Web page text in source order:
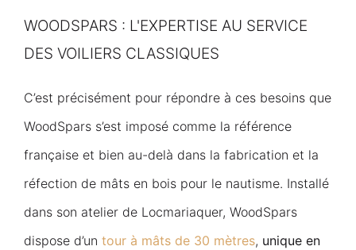
WOODSPARS : L'EXPERTISE AU SERVICE
DES VOILIERS CLASSIQUES
C’est précisément pour répondre à ces besoins que
WoodSpars s’est imposé comme la référence
française et bien au-delà dans la fabrication et la
réfection de mâts en bois pour le nautisme. Installé
dans son atelier de Locmariaquer, WoodSpars
dispose d’un tour à mâts de 30 mètres, unique en